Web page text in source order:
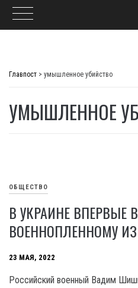
Главпост > умышленное убийство
УМЫШЛЕННОЕ
ОБЩЕСТВО
В УКРАИНЕ ВПЕРВЫЕ
ВОЕННОПЛЕННОМУ
23 МАЯ, 2022
Российский военный Вадим